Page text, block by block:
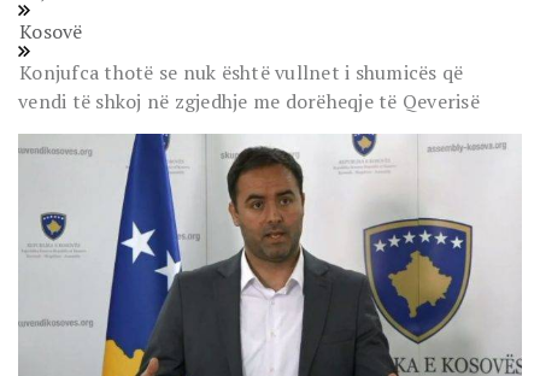
Kosovë
Konjufca thotë se nuk është vullnet i shumicës që
vendi të shkoj në zgjedhje me dorëheqje të Qeverisë